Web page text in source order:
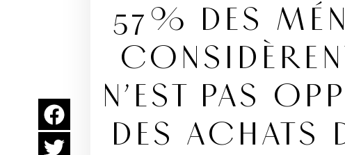
57% DES
N’EST PAS
DES ACHATS